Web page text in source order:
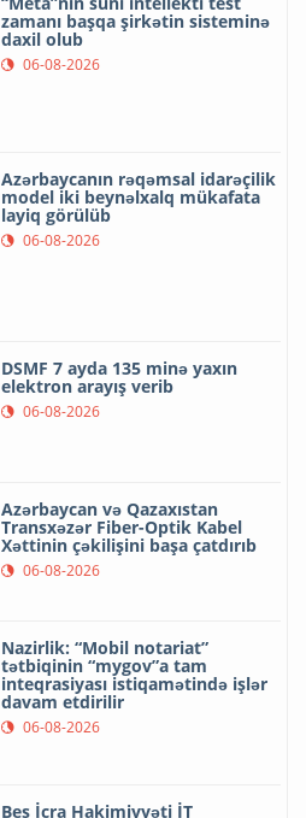
zamanı başqa şirkətin sisteminə
daxil olub
06-08-2026
Azərbaycanın rəqəmsal idarəçilik
model iki beynəlxalq mükafata
layiq görülüb
06-08-2026
DSMF 7 ayda 135 minə yaxın
elektron arayış verib
06-08-2026
Azərbaycan və Qazaxıstan
Transxəzər Fiber-Optik Kabel
Xəttinin çəkilişini başa çatdırıb
06-08-2026
Nazirlik: “Mobil notariat”
tətbiqinin “mygov”a tam
inteqrasiyası istiqamətində işlər
davam etdirilir
06-08-2026
Beş İcra Hakimiyyəti İT